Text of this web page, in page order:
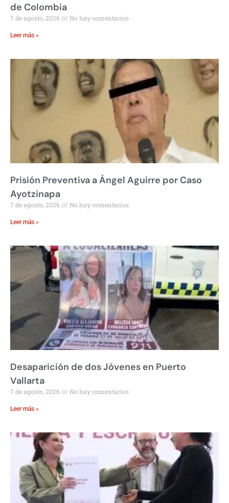
de Colombia
7 de agosto, 2026 No hay comentarios
Leer más »
Prisión Preventiva a Ángel Aguirre por Caso
Ayotzinapa
7 de agosto, 2026 No hay comentarios
Leer más »
Desaparición de dos Jóvenes en Puerto
Vallarta
7 de agosto, 2026 No hay comentarios
Leer más »